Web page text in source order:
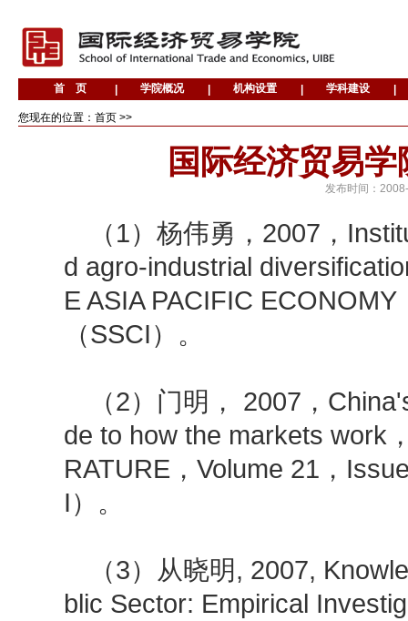
您现在的位置：首页 >>
国际经济贸易
发布时间：
（1）杨伟勇，2007，
d agro-industrial
E ASIA PACIFIC
（SSCI）。
（2）门明， 2007，
de to how the markets work
RATURE，Volume 21，
I）。
（3）从晓明, 2007,
blic Sector: Empirical